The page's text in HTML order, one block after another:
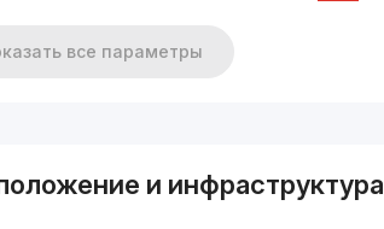
все параметры
и инфраструктура